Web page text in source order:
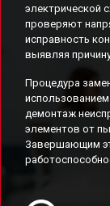
электрической
проверяют
исправность
выявляя
Процедура
демонтаж
элементов от
Завершающим